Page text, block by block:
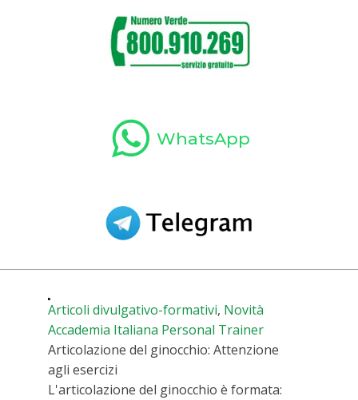
WhatsApp
Articoli divulgativo-formativi, Novità
Accademia Italiana Personal Trainer
Articolazione del ginocchio: Attenzione
agli esercizi
L'articolazione del ginocchio è formata: